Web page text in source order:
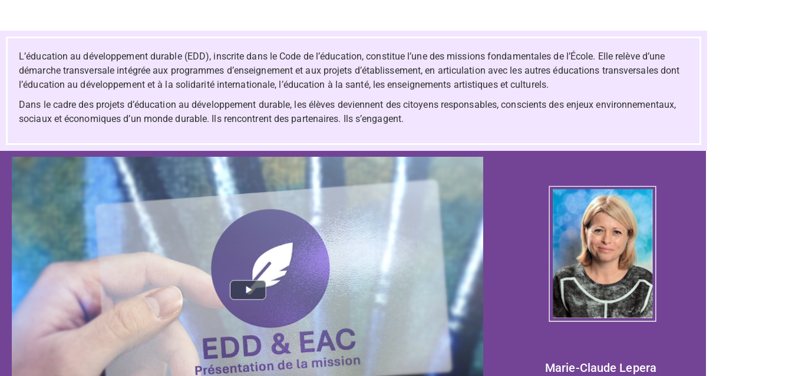
L’éducation au développement durable (EDD), inscrite dans le Code de l’éducation, constitue l’une des missions fondamentales de l’École. Elle relève d’une
démarche transversale intégrée aux programmes d’enseignement et aux projets d’établissement, en articulation avec les autres éducations transversales dont
l’éducation au développement et à la solidarité internationale, l’éducation à la santé, les enseignements artistiques et culturels.
Dans le cadre des projets d’éducation au développement durable, les élèves deviennent des citoyens responsables, conscients des enjeux environnementaux,
sociaux et économiques d’un monde durable. Ils rencontrent des partenaires. Ils s’engagent.
Marie-Claude Lepera